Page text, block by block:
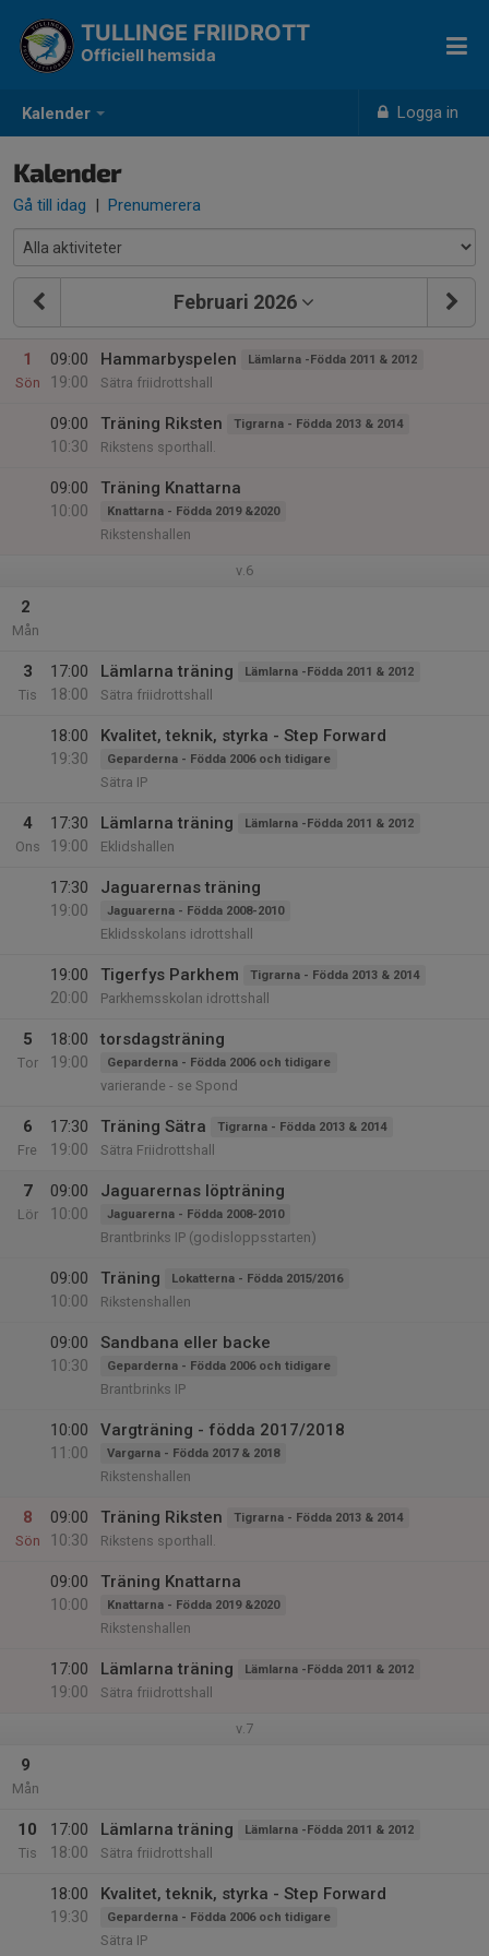
Kalender Logga in
TULLINGE FRIIDROTT
Officiell hemsida
Kalender
Gå till idag | Prenumerera
Februari 2026
1
Sön
09:00
19:00
Hammarbyspelen Lämlarna -Födda 2011 & 2012
Sätra friidrottshall
09:00
10:30
Träning Riksten Tigrarna - Födda 2013 & 2014
Rikstens sporthall.
09:00
10:00
Träning Knattarna
Knattarna - Födda 2019 &2020
Rikstenshallen
v.6
2
Mån
3
Tis
17:00
18:00
Lämlarna träning Lämlarna -Födda 2011 & 2012
Sätra friidrottshall
18:00
19:30
Kvalitet, teknik, styrka - Step Forward
Geparderna - Födda 2006 och tidigare
Sätra IP
4
Ons
17:30
19:00
Lämlarna träning Lämlarna -Födda 2011 & 2012
Eklidshallen
17:30
19:00
Jaguarernas träning
Jaguarerna - Födda 2008-2010
Eklidsskolans idrottshall
19:00
20:00
Tigerfys Parkhem Tigrarna - Födda 2013 & 2014
Parkhemsskolan idrottshall
5
Tor
18:00
19:00
torsdagsträning
Geparderna - Födda 2006 och tidigare
varierande - se Spond
6
Fre
17:30
19:00
Träning Sätra Tigrarna - Födda 2013 & 2014
Sätra Friidrottshall
7
Lör
09:00
10:00
Jaguarernas löpträning
Jaguarerna - Födda 2008-2010
Brantbrinks IP (godisloppsstarten)
09:00
10:00
Träning Lokatterna - Födda 2015/2016
Rikstenshallen
09:00
10:30
Sandbana eller backe
Geparderna - Födda 2006 och tidigare
Brantbrinks IP
10:00
11:00
Vargträning - födda 2017/2018
Vargarna - Födda 2017 & 2018
Rikstenshallen
8
Sön
09:00
10:30
Träning Riksten Tigrarna - Födda 2013 & 2014
Rikstens sporthall.
09:00
10:00
Träning Knattarna
Knattarna - Födda 2019 &2020
Rikstenshallen
17:00
19:00
Lämlarna träning Lämlarna -Födda 2011 & 2012
Sätra friidrottshall
v.7
9
Mån
10
Tis
17:00
18:00
Lämlarna träning Lämlarna -Födda 2011 & 2012
Sätra friidrottshall
18:00
19:30
Kvalitet, teknik, styrka - Step Forward
Geparderna - Födda 2006 och tidigare
Sätra IP